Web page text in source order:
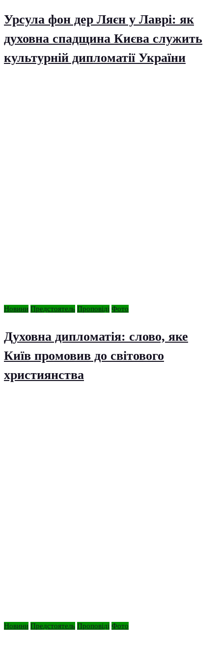
Урсула фон дер Ляєн у Лаврі: як
духовна спадщина Києва служить
культурній дипломатії України
Новини Предстоятель Проповіді Фото
Духовна дипломатія: слово, яке
Київ промовив до світового
християнства
Новини Предстоятель Проповіді Фото